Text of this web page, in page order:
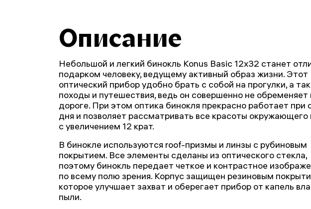
Описание
Небольшой и легкий бинокль Konus Basic 12x32 станет
подарком человеку, ведущему активный образ жизни. Этот
оптический прибор удобно брать с собой на прогулки, а
походы и путешествия, ведь он совершенно не обременяет
дороге. При этом оптика бинокля прекрасно работает при
дня и позволяет рассматривать все красоты окружающего
с увеличением 12 крат.
В бинокле используются roof-призмы и линзы с рубиновым
покрытием. Все элементы сделаны из оптического стекла,
поэтому бинокль передает четкое и контрастное
по всему полю зрения. Корпус защищен резиновым
которое улучшает захват и оберегает прибор от капель
пыли.